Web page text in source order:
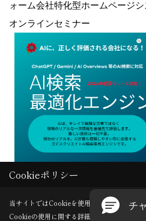
ォーム会社特化型ホームページ
オンラインセミナー
Copyright (c) GODDESS CREATE. All
Produced byゴデスクリエイト
Cookieポリシー
当サイトではCookieを使用します。
Cookieの使用に関する詳細は 「プライバシー